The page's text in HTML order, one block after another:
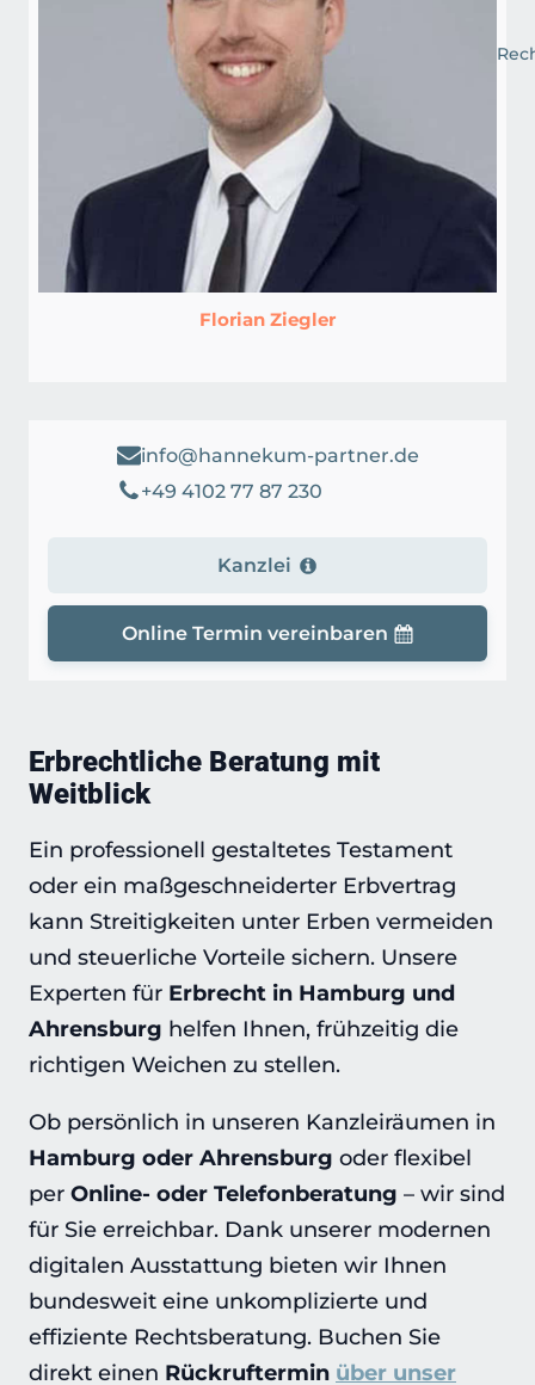
Florian Ziegler
info@hannekum-partner.de
+49 4102 77 87 230
Kanzlei
Online Termin vereinbaren
Erbrechtliche Beratung mit
Weitblick
Ein professionell gestaltetes Testament
oder ein maßgeschneiderter Erbvertrag
kann Streitigkeiten unter Erben vermeiden
und steuerliche Vorteile sichern. Unsere
Experten für Erbrecht in Hamburg und
Ahrensburg helfen Ihnen, frühzeitig die
richtigen Weichen zu stellen.
Ob persönlich in unseren Kanzleiräumen in
Hamburg oder Ahrensburg oder flexibel
per Online- oder Telefonberatung – wir sind
für Sie erreichbar. Dank unserer modernen
digitalen Ausstattung bieten wir Ihnen
bundesweit eine unkomplizierte und
effiziente Rechtsberatung. Buchen Sie
direkt einen Rückruftermin über unser